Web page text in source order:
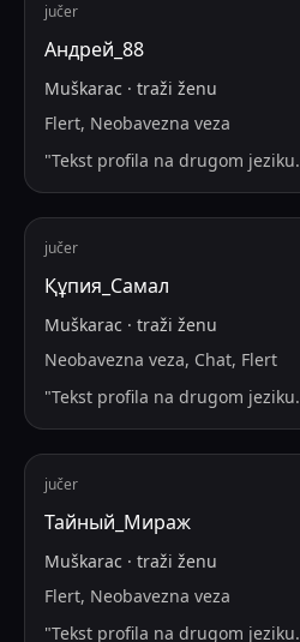
jučer
Андрей_88
Muškarac · traži ženu
Flert, Neobavezna veza
"Tekst profila na drugom jeziku.
jučer
Құпия_Самал
Muškarac · traži ženu
Neobavezna veza, Chat, Flert
"Tekst profila na drugom jeziku.
jučer
Тайный_Мираж
Muškarac · traži ženu
Flert, Neobavezna veza
"Tekst profila na drugom jeziku.